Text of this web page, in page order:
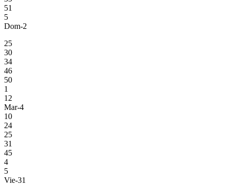
51
5
Dom-2
25
30
34
46
50
1
12
Mar-4
10
24
25
31
45
4
5
Vie-31